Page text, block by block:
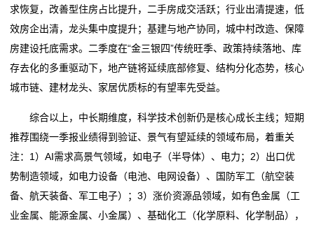
求恢复，改善型住房占比提升，二手房成交活跃；行业出清提速，低
效房企出清，龙头集中度提升；基建与地产协同，城中村改造、保障
房建设托底需求。二季度在“金三银四”传统旺季、政策持续落地、库
存去化的多重驱动下，地产链将延续底部修复、结构分化态势，核心
城市链、建材龙头、家居优质标的有望率先受益。
综合以上，中长期维度，科学技术创新仍是核心成长主线；短期
推荐围绕一季报业绩得到验证、景气有望延续的领域布局，着重关
注：1）AI需求高景气领域，如电子（半导体）、电力；2）出口优
势制造领域，如电力设备（电池、电网设备）、国防军工（航空装
备、航天装备、军工电子）；3）涨价资源品领域，如有色金属（工
业金属、能源金属、小金属）、基础化工（化学原料、化学制品），